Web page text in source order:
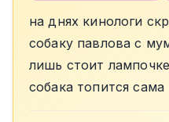
на днях кинологи
собаку павлова с
лишь стоит
собака топится сама